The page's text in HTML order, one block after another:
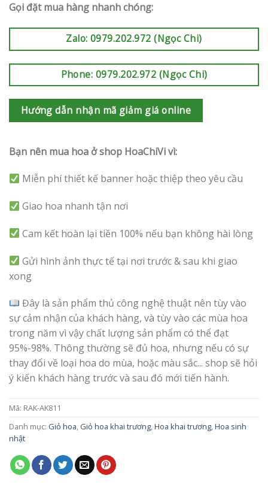
Gọi đặt mua hàng nhanh chóng:
Zalo: 0979.202.972 (Ngọc Chi)
Phone: 0979.202.972 (Ngọc Chi)
Hướng dẫn nhận mã giảm giá online
Bạn nên mua hoa ở shop HoaChiVi vì:
Miễn phí thiết kế banner hoặc thiệp theo yêu cầu
Giao hoa nhanh tận nơi
Cam kết hoàn lại tiền 100% nếu bạn không hài lòng
Gửi hình ảnh thực tế tại nơi trước & sau khi giao
xong
Đây là sản phẩm thủ công nghệ thuật nên tùy vào
sự cảm nhận của khách hàng, và tùy vào các mùa hoa
trong năm vì vậy chất lượng sản phẩm có thể đạt
95%-98%. Thông thường sẽ đủ hoa, nhưng nếu có sự
thay đổi về loại hoa do mùa, hoặc màu sắc... shop sẽ hỏi
ý kiến khách hàng trước và sau đó mới tiến hành.
Mã: RAK-AK811
Danh mục: Giỏ hoa, Giỏ hoa khai trương,Hoa khai trương,Hoa sinh
nhật